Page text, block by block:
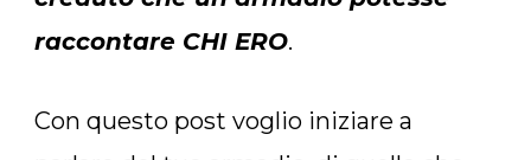
raccontare CHI ERO.
Con questo post voglio iniziare a